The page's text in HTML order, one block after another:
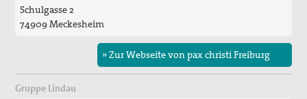
Schulgasse 2
74909 Meckesheim
» Zur Webseite von pax christi Freiburg
Gruppe Lindau